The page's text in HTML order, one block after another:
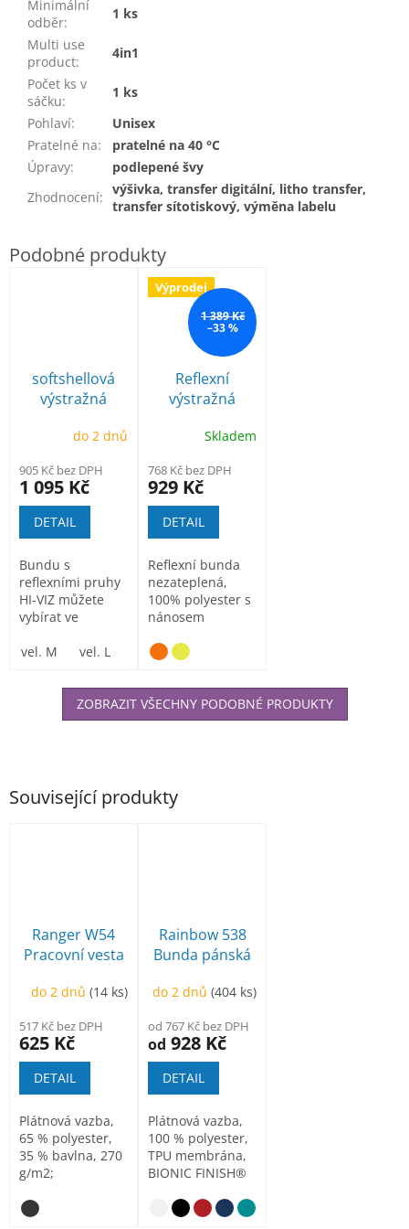
Související produkty
Ranger W54
Pracovní vesta
do 2 dnů(14 ks)
517 Kč bez DPH
625 Kč
DETAIL
Plátnová vazba,
65 % polyester,
35 % bavlna, 270
g/m2;
% polyamid, 210
Rainbow 538
Bunda pánská
do 2 dnů(404 ks)
od 767 Kč bez DPH
od 928 Kč
DETAIL
Plátnová vazba,
100 % polyester,
TPU membrána,
BIONIC FINISH®
úprava...
Minimální
odběr:
1 ks
Multi use
product:
4in1
Počet ks v
sáčku:
1 ks
Pohlaví:
Unisex
Pratelné na:
pratelné na 40 °C
Úpravy:
podlepené švy
Zhodnocení: výšivka, transfer digitální, litho transfer,
transfer sítotiskový, výměna labelu
softshellová
výstražná
H8921
do 2 dnů
905 Kč bez DPH
1 095 Kč
DETAIL
Bundu s
reflexními pruhy
HI-VIZ můžete
vybírat ve
nebo oranžová a
vel. M vel. L vel. XL
Výprodej
1 389 Kč
–33 %
Reflexní
výstražná
Skladem
768 Kč bez DPH
929 Kč
DETAIL
Reflexní bunda
nezateplená,
100% polyester s
nánosem
odolnost proti...
ZOBRAZIT VŠECHNY PODOBNÉ PRODUKTY